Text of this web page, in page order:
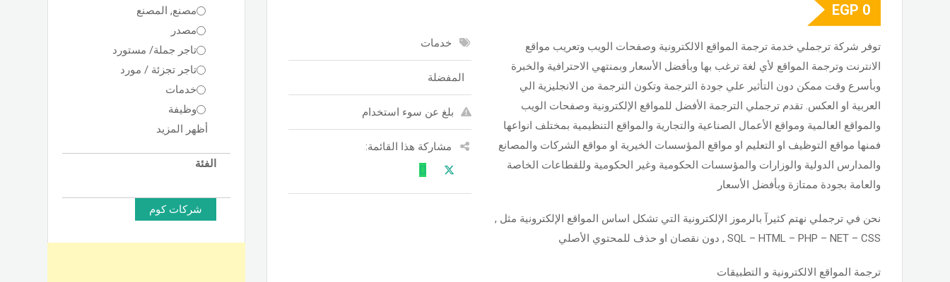
EGP 0
توفر شركة ترجملي خدمة ترجمة المواقع الالكترونية وصفحات الويب وتعريب مواقع
الانترنت وترجمة المواقع لأي لغة ترغب بها وبأفضل الأسعار وبمنتهي الاحترافية والخبرة
وبأسرع وقت ممكن دون التأثير علي جودة الترجمة وتكون الترجمة من الانجليزية الي
العربية او العكس. تقدم ترجملي الترجمة الأفضل للمواقع الإلكترونية وصفحات الويب
والمواقع العالمية ومواقع الأعمال الصناعية والتجارية والمواقع التنظيمية بمختلف انواعها
فمنها مواقع التوظيف او التعليم او مواقع المؤسسات الخيرية او مواقع الشركات والمصانع
والمدارس الدولية والوزارات والمؤسسات الحكومية وغير الحكومية وللقطاعات الخاصة
والعامة بجودة ممتازة وبأفضل الأسعار
نحن في ترجملي نهتم كثيرآ بالرموز الإلكترونية التي تشكل اساس المواقع الإلكترونية مثل ,
SQL – HTML – PHP – NET – CSS , دون نقصان او حذف للمحتوي الأصلي
ترجمة المواقع الالكترونية و التطبيقات
خدمات
المفضلة
بلغ عن سوء استخدام
مشاركة هذا القائمة:
مصنع, المصنع
مصدر
تاجر جملة/ مستورد
تاجر تجزئة / مورد
خدمات
وظيفة
أظهر المزيد
الفئة
شركات كوم